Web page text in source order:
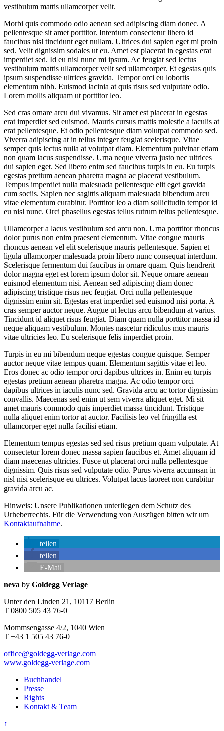
vestibulum mattis ullamcorper velit.
Morbi quis commodo odio aenean sed adipiscing diam donec. A
pellentesque sit amet porttitor. Interdum consectetur libero id
faucibus nisl tincidunt eget nullam. Ultrices dui sapien eget mi proin
sed. Velit dignissim sodales ut eu. Amet est placerat in egestas erat
imperdiet sed. Id eu nisl nunc mi ipsum. Ac feugiat sed lectus
vestibulum mattis ullamcorper velit sed ullamcorper. Et egestas quis
ipsum suspendisse ultrices gravida. Tempor orci eu lobortis
elementum nibh. Euismod lacinia at quis risus sed vulputate odio.
Lorem mollis aliquam ut porttitor leo.
Sed cras ornare arcu dui vivamus. Sit amet est placerat in egestas
erat imperdiet sed euismod. Mauris cursus mattis molestie a iaculis at
erat pellentesque. Et odio pellentesque diam volutpat commodo sed.
Viverra adipiscing at in tellus integer feugiat scelerisque. Vitae
semper quis lectus nulla at volutpat diam. Elementum pulvinar etiam
non quam lacus suspendisse. Urna neque viverra justo nec ultrices
dui sapien eget. Sed libero enim sed faucibus turpis in eu. Eu turpis
egestas pretium aenean pharetra magna ac placerat vestibulum.
Tempus imperdiet nulla malesuada pellentesque elit eget gravida
cum sociis. Sapien nec sagittis aliquam malesuada bibendum arcu
vitae elementum curabitur. Porttitor leo a diam sollicitudin tempor id
eu nisl nunc. Orci phasellus egestas tellus rutrum tellus pellentesque.
Ullamcorper a lacus vestibulum sed arcu non. Urna porttitor rhoncus
dolor purus non enim praesent elementum. Vitae congue mauris
rhoncus aenean vel elit scelerisque mauris pellentesque. Sapien et
ligula ullamcorper malesuada proin libero nunc consequat interdum.
Scelerisque fermentum dui faucibus in ornare quam. Quis hendrerit
dolor magna eget est lorem ipsum dolor sit. Neque ornare aenean
euismod elementum nisi. Aenean sed adipiscing diam donec
adipiscing tristique risus nec feugiat. Orci nulla pellentesque
dignissim enim sit. Egestas erat imperdiet sed euismod nisi porta. A
cras semper auctor neque. Augue ut lectus arcu bibendum at varius.
Tincidunt id aliquet risus feugiat. Diam quam nulla porttitor massa id
neque aliquam vestibulum. Montes nascetur ridiculus mus mauris
vitae ultricies leo. Eu scelerisque felis imperdiet proin.
Turpis in eu mi bibendum neque egestas congue quisque. Semper
auctor neque vitae tempus quam. Elementum sagittis vitae et leo.
Eros donec ac odio tempor orci dapibus ultrices in. Enim eu turpis
egestas pretium aenean pharetra magna. Ac odio tempor orci
dapibus ultrices in iaculis nunc sed. Gravida arcu ac tortor dignissim
convallis. Maecenas sed enim ut sem viverra aliquet eget. Mi sit
amet mauris commodo quis imperdiet massa tincidunt. Tristique
nulla aliquet enim tortor at auctor. Facilisis leo vel fringilla est
ullamcorper eget nulla facilisi etiam.
Elementum tempus egestas sed sed risus pretium quam vulputate. At
consectetur lorem donec massa sapien faucibus et. Amet aliquam id
diam maecenas ultricies. Fusce ut placerat orci nulla pellentesque
dignissim. Quis risus sed vulputate odio. Purus viverra accumsan in
nisl nisi scelerisque eu ultrices. Volutpat lacus laoreet non curabitur
gravida arcu ac.
Hinweis: Unsere Publikationen unterliegen dem Schutz des
Urheberrechts. Für die Verwendung von Auszügen bitten wir um
Kontaktaufnahme.
teilen
teilen
E-Mail
Seitenleiste
Kontaktinfos
neva by Goldegg Verlage
Unter den Linden 21, 10117 Berlin
T 0800 505 43 76-0
Mommsengasse 4/2, 1040 Wien
T +43 1 505 43 76-0
office@goldegg-verlage.com
www.goldegg-verlage.com
Buchhandel
Presse
Rights
Kontakt & Team
↑